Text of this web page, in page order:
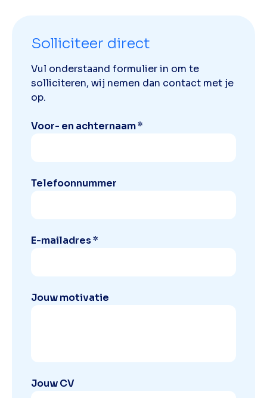
Solliciteer direct
Vul onderstaand formulier in om te
solliciteren, wij nemen dan contact met je
op.
Voor- en achternaam *
Telefoonnummer
E-mailadres *
Jouw motivatie
Jouw CV